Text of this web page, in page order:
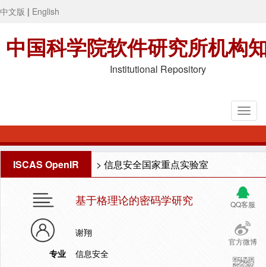
中文版 | English
中国科学院软件研究所机构
Institutional Repository
ISCAS OpenIR > 信息安全国家重点实验室
QQ客服
官方微博
基于格理论的密码学研究
谢翔
专业
信息安全